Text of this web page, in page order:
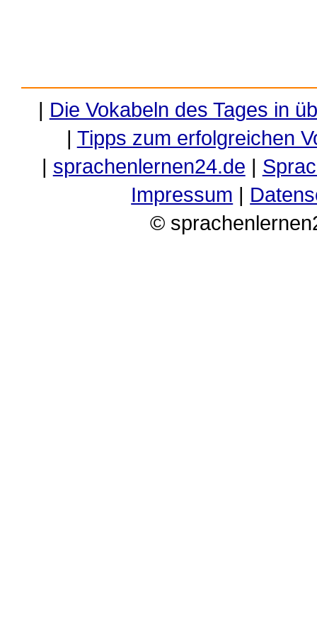
| Die Vokabeln des Tages in
| Tipps zum erfolgreichen
| sprachenlernen24.de |
Impressum |
©